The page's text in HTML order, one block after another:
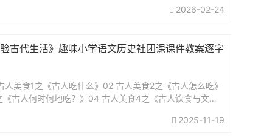
2026-02-24
验古代生活》趣味小学语文历史社团课课件教案逐字
人美食1之《古人吃什么》02 古人美食2之《古人怎么吃》
古人何时何地吃？》04 古人美食4之《古人饮食与文化
2025-11-19